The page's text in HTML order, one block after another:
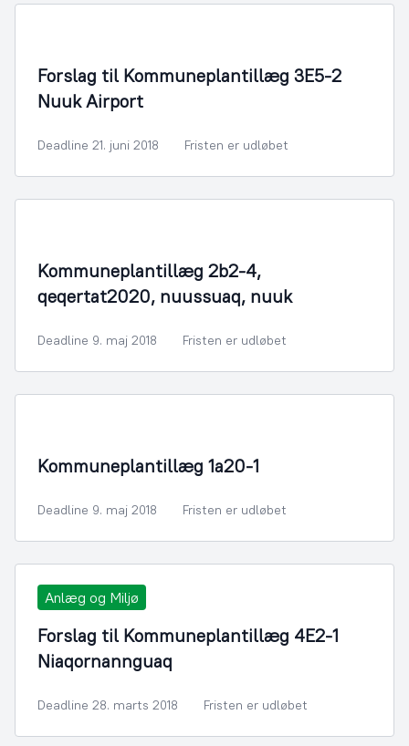
Forslag til Kommuneplantillæg 3E5-2
Nuuk Airport
Deadline 21. juni 2018 Fristen er udløbet
Kommuneplantillæg 2b2-4,
qeqertat2020, nuussuaq, nuuk
Deadline 9. maj 2018 Fristen er udløbet
Kommuneplantillæg 1a20-1
Deadline 9. maj 2018 Fristen er udløbet
Anlæg og Miljø
Forslag til Kommuneplantillæg 4E2-1
Niaqornannguaq
Deadline 28. marts 2018 Fristen er udløbet